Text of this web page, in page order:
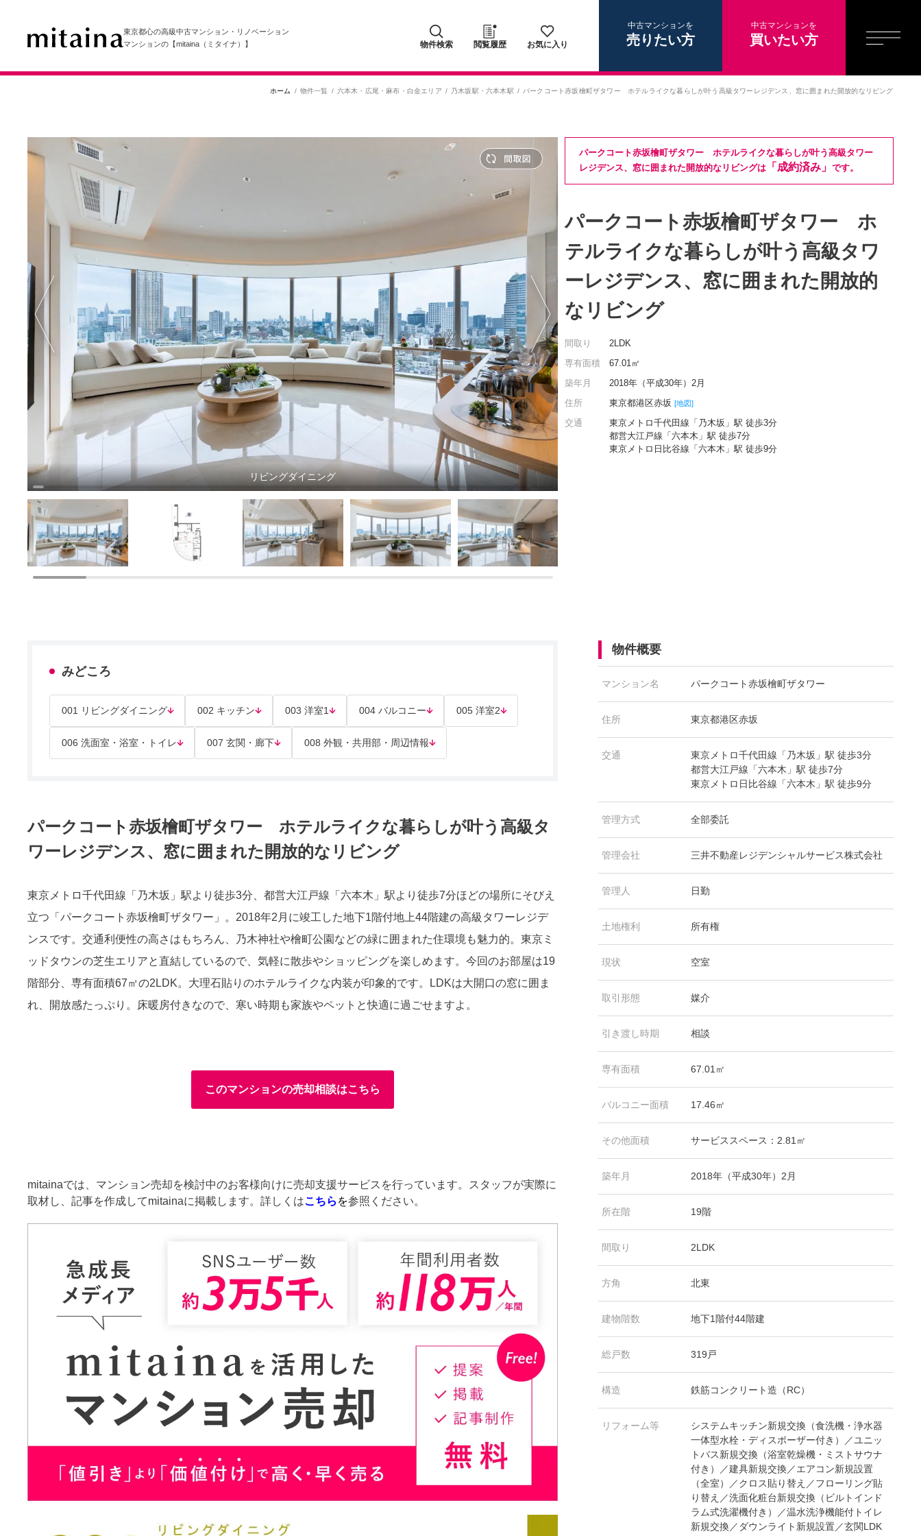
東京都心の高級中古マンション・リノベーション
マンションの【mitaina（ミタイナ）】
物件検索 閲覧履歴 お気に入り
中古マンションを
売りたい方
中古マンションを
買いたい方
ホーム 物件一覧 六本木・広尾・麻布・白金エリア 乃木坂駅 ・六本木駅 パークコート赤坂檜町ザタワー ホテルライクな暮らしが叶う高級タワーレジデンス、窓に囲まれた開放的なリビング
リビングダイニング
パークコート赤坂檜町ザタワー ホテルライクな暮らしが叶う高級タワー
レジデンス、窓に囲まれた開放的なリビングは「成約済み」 です。
パークコート赤坂檜町ザタワー ホ
テルライクな暮らしが叶う高級タワ
ーレジデンス、窓に囲まれた開放的
なリビング
間取り
2LDK
専有面積
67.01㎡
築年月
2018年（平成30年）2月
住所
東京都港区赤坂 [地図]
交通
東京メトロ千代田線「乃木坂」駅 徒歩3分
都営大江戸線「六本木」駅 徒歩7分
東京メトロ日比谷線「六本木」駅 徒歩9分
みどころ
001 リビングダイニング 002 キッチン 003 洋室1 004 バルコニー 005 洋室2
006 洗面室・浴室・トイレ 007 玄関・廊下 008 外観・共用部・周辺情報
パークコート赤坂檜町ザタワー ホテルライクな暮らしが叶う高級タ
ワーレジデンス、窓に囲まれた開放的なリビング
東京メトロ千代田線「乃木坂」駅より徒歩3分、都営大江戸線「六本木」駅より徒歩7分ほどの場所にそびえ
立つ「パークコート赤坂檜町ザタワー」。2018年2月に竣工した地下1階付地上44階建の高級タワーレジデ
ンスです。交通利便性の高さはもちろん、乃木神社や檜町公園などの緑に囲まれた住環境も魅力的。東京ミ
ッドタウンの芝生エリアと直結しているので、気軽に散歩やショッピングを楽しめます。今回のお部屋は19
階部分、専有面積67㎡の2LDK。大理石貼りのホテルライクな内装が印象的です。LDKは大開口の窓に囲ま
れ、開放感たっぷり。床暖房付きなので、寒い時期も家族やペットと快適に過ごせますよ。
このマンションの売却相談はこちら
mitainaでは、マンション売却を検討中のお客様向けに売却支援サービスを行っています。スタッフが実際に
取材し、記事を作成してmitainaに掲載します。詳しくはこちら を参照ください。
物件概要
マンション名 パークコート赤坂檜町ザタワー
住所 東京都港区赤坂
交通
東京メトロ千代田線「乃木坂」駅 徒歩3分
都営大江戸線「六本木」駅 徒歩7分
東京メトロ日比谷線「六本木」駅 徒歩9分
管理方式 全部委託
管理会社 三井不動産レジデンシャルサービス株式会社
管理人 日勤
土地権利 所有権
現状 空室
取引形態 媒介
引き渡し時期 相談
専有面積 67.01㎡
バルコニー面積 17.46㎡
その他面積 サービススペース：2.81㎡
築年月 2018年（平成30年）2月
所在階 19階
間取り 2LDK
方角 北東
建物階数 地下1階付44階建
総戸数 319戸
構造 鉄筋コンクリート造（RC）
リフォーム等
システムキッチン新規交換（食洗機・浄水器
一体型水栓・ディスポーザー付き）／ユニッ
トバス新規交換（浴室乾燥機・ミストサウナ
付き）／建具新規交換／エアコン新規設置
（全室）／クロス貼り替え／フローリング貼
り替え／洗面化粧台新規交換（ビルトインド
ラム式洗濯機付き）／温水洗浄機能付トイレ
新規交換／ダウンライト新規設置／玄関LDK